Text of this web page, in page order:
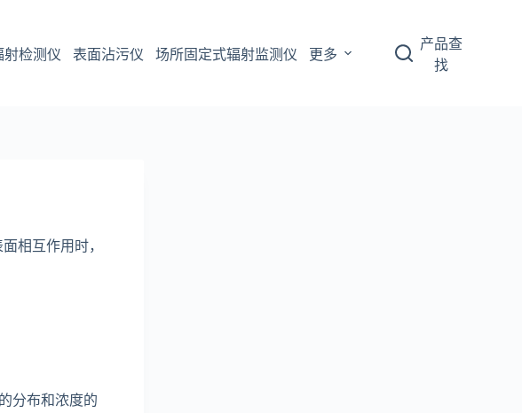
射检测仪 表面沾污仪 场所固定式辐射监测仪 更多
产品查
找
相互作用时，
分布和浓度的